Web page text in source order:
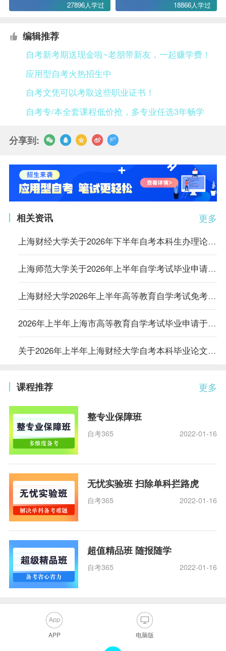
27896人学过 18866人学过
编辑推荐
自考新考期送现金啦~老朋带新友，一起赚学费！
应用型自考火热招生中
自考文凭可以考取这些职业证书！
自考专/本全套课程低价抢，多专业任选3年畅学
分享到:
更多
相关资讯
​上海财经大学关于2026年下半年自考本科生办理论文资格申请的通知
上海师范大学关于2026年上半年自学考试毕业申请的通知
上海财经大学2026年上半年高等教育自学考试免考和毕业申请
2026年上半年上海市高等教育自学考试毕业申请于6月12日-6月21日开始
关于2026年上半年上海财经大学自考本科毕业论文答辩的通知
更多
课程推荐
整专业保障班
自考365 2022-01-16
无忧实验班 扫除单科拦路虎
自考365 2022-01-16
超值精品班 随报随学
自考365 2022-01-16
APP 电脑版